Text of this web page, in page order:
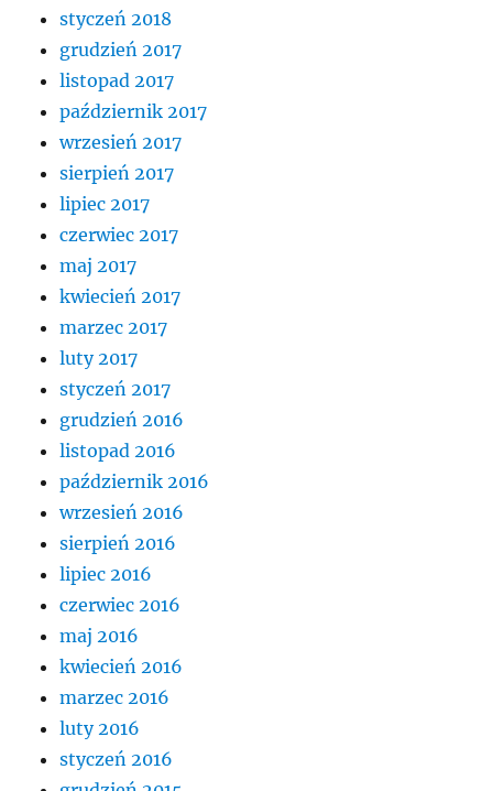
styczeń 2018
grudzień 2017
listopad 2017
październik 2017
wrzesień 2017
sierpień 2017
lipiec 2017
czerwiec 2017
maj 2017
kwiecień 2017
marzec 2017
luty 2017
styczeń 2017
grudzień 2016
listopad 2016
październik 2016
wrzesień 2016
sierpień 2016
lipiec 2016
czerwiec 2016
maj 2016
kwiecień 2016
marzec 2016
luty 2016
styczeń 2016